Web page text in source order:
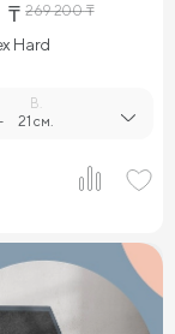
₸ 269 200₸
Hard
В.
21 см.